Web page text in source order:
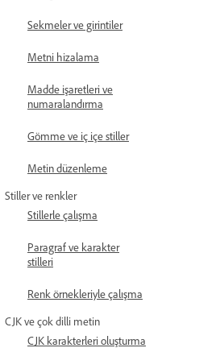
Sekmeler ve girintiler
Metni hizalama
Madde işaretleri ve
numaralandırma
Gömme ve iç içe stiller
Metin düzenleme
Stiller ve renkler
Stillerle çalışma
Paragraf ve karakter
stilleri
Renk örnekleriyle çalışma
CJK ve çok dilli metin
CJK karakterleri oluşturma